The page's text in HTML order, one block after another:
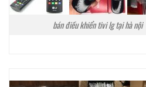
bán điều khiển tivi lg tại hà nội